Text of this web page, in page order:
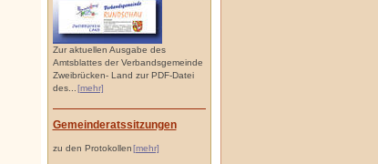
Zur aktuellen Ausgabe des
Amtsblattes der Verbandsgemeinde
Zweibrücken- Land zur PDF-Datei
des...[mehr]
Gemeinderatssitzungen
zu den Protokollen[mehr]